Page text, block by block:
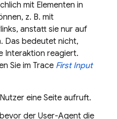
mit Elementen in
z. B. mit
anstatt sie nur auf
Das bedeutet nicht,
Interaktion reagiert.
Sie im Trace First Input
eine Seite aufruft.
der User-Agent die